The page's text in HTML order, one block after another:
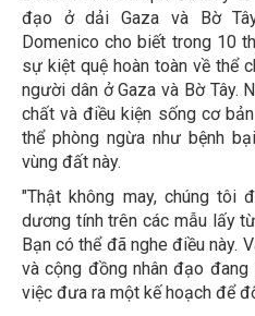
đạo ở dải Gaza và Bờ
Domenico cho biết trong 10
sự kiệt quệ hoàn toàn về thể
người dân ở Gaza và Bờ Tây.
chất và điều kiện sống cơ
thể phòng ngừa như bệnh
vùng đất này.
"Thật không may, chúng tôi
dương tính trên các mẫu lấy
Bạn có thể đã nghe điều này.
và cộng đồng nhân đạo
việc đưa ra một kế hoạch để